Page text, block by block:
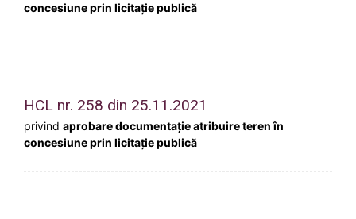
concesiune prin licitație publică
HCL nr. 258 din 25.11.2021
privind aprobare documentație atribuire teren în
concesiune prin licitație publică